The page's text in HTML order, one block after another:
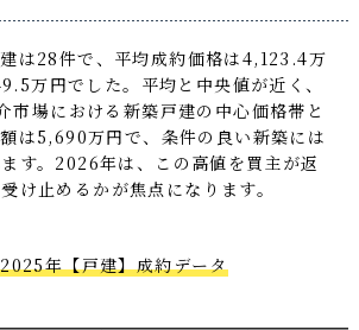
は28件で、平均成約価格は4,123.4万
万円でした。平均と中央値が近く、
市場における新築戸建の中心価格帯と
は5,690万円で、条件の良い新築には
す。2026年は、この高値を買主が返
け止めるかが焦点になります。
年【戸建】成約データ